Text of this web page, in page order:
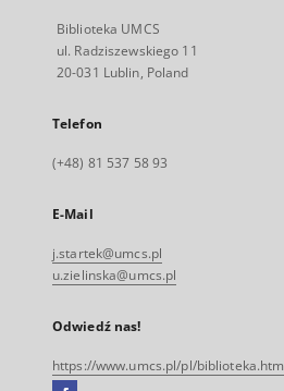
Biblioteka UMCS
ul. Radziszewskiego 11
20-031 Lublin, Poland
Telefon
(+48) 81 537 58 93
E-Mail
j.startek@umcs.pl
u.zielinska@umcs.pl
Odwiedź nas!
https://www.umcs.pl/pl/biblioteka.htm